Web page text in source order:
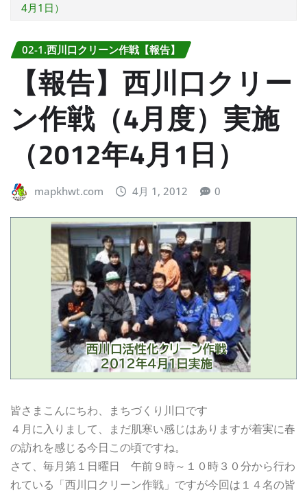
4月1日）
02-1.西川口クリーン作戦【報告】
【報告】西川口クリー
ン作戦（4月度）実施
（2012年4月1日）
mapkhwt.com 4月 1, 2012 0
皆さまこんにちわ、まちづくり川口です
４月に入りまして、まだ肌寒い感じはありますが着実に春
の訪れを感じる今日この頃ですね。
さて、毎月第１日曜日 午前９時～１０時３０分から行わ
れている「西川口クリーン作戦」ですが今回は１４名の皆